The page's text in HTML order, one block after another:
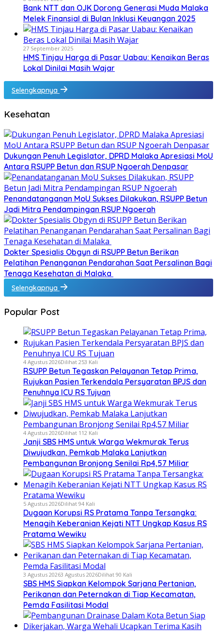
Bank NTT dan OJK Dorong Generasi Muda Malaka
Melek Finansial di Bulan Inklusi Keuangan 2025
27 September 2025
HMS Tinjau Harga di Pasar Uabau: Kenaikan Beras
Lokal Dinilai Masih Wajar
Selengkapnya
Kesehatan
Dukungan Penuh Legislator, DPRD Malaka Apresiasi MoU
Antara RSUPP Betun dan RSUP Ngoerah Denpasar
Penandatanganan MoU Sukses Dilakukan, RSUPP Betun
Jadi Mitra Pendampingan RSUP Ngoerah
Dokter Spesialis Obgyn di RSUPP Betun Berikan
Pelatihan Penanganan Pendarahan Saat Persalinan Bagi
Tenaga Kesehatan di Malaka
Selengkapnya
Popular Post
4 Agustus 2026Dilihat 253 Kali
RSUPP Betun Tegaskan Pelayanan Tetap Prima,
Rujukan Pasien Terkendala Persyaratan BPJS dan
Penuhnya ICU RS Tujuan
4 Agustus 2026Dilihat 112 Kali
Janji SBS HMS untuk Warga Wekmurak Terus
Diwujudkan, Pemkab Malaka Lanjutkan
Pembangunan Bronjong Senilai Rp4,57 Miliar
5 Agustus 2026Dilihat 94 Kali
Dugaan Korupsi RS Pratama Tanpa Tersangka:
Menagih Keberanian Kejati NTT Ungkap Kasus RS
Pratama Wewiku
3 Agustus 20263 Agustus 2026Dilihat 90 Kali
SBS HMS Siapkan Kelompok Sarjana Pertanian,
Perikanan dan Peternakan di Tiap Kecamatan,
Pemda Fasilitasi Modal